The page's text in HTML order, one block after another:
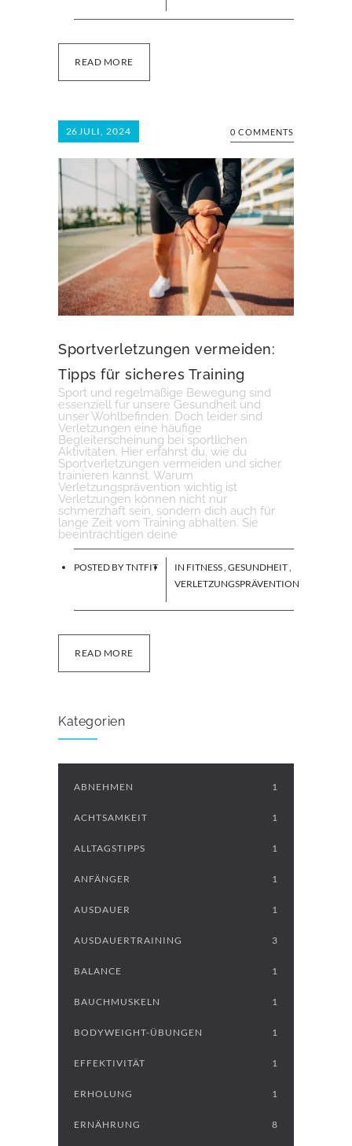
READ MORE
26JULI, 2024 0 COMMENTS
Sportverletzungen vermeiden:
Tipps für sicheres Training
Sport und regelmäßige Bewegung sind
essenziell für unsere Gesundheit und
unser Wohlbefinden. Doch leider sind
Verletzungen eine häufige
Begleiterscheinung bei sportlichen
Aktivitäten. Hier erfährst du, wie du
Sportverletzungen vermeiden und sicher
trainieren kannst. Warum
Verletzungsprävention wichtig ist
Verletzungen können nicht nur
schmerzhaft sein, sondern dich auch für
lange Zeit vom Training abhalten. Sie
beeinträchtigen deine
READ MORE
POSTED BYTNTFIT IN FITNESS, GESUNDHEIT,
VERLETZUNGSPRÄVENTION
Kategorien
ABNEHMEN 1
ACHTSAMKEIT 1
ALLTAGSTIPPS 1
ANFÄNGER 1
AUSDAUER 1
AUSDAUERTRAINING 3
BALANCE 1
BAUCHMUSKELN 1
BODYWEIGHT-ÜBUNGEN 1
EFFEKTIVITÄT 1
ERHOLUNG 1
ERNÄHRUNG 8